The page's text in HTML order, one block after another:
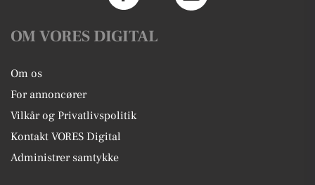
OM VORES DIGITAL
Om os
For annoncører
Vilkår og Privatlivspolitik
Kontakt VORES Digital
Administrer samtykke